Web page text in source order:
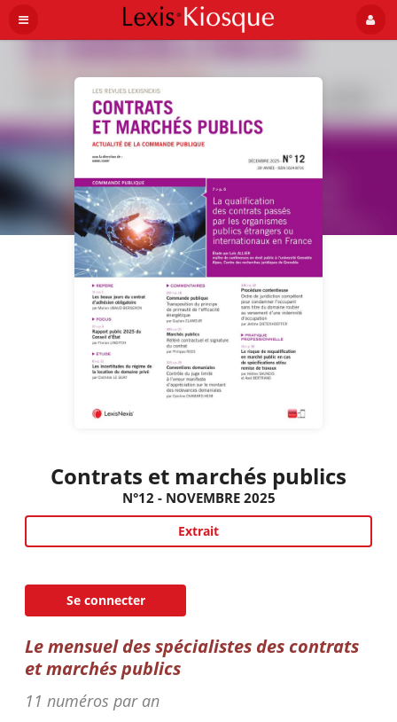
Contrats et marchés publics
N°12 - NOVEMBRE 2025
Extrait
Se connecter
Le mensuel des spécialistes des contrats
et marchés publics
11 numéros par an